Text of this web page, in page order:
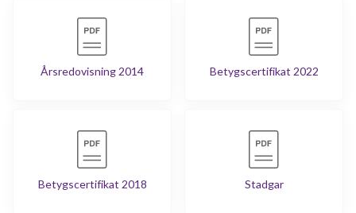
Årsredovisning 2014 Betygscertifikat 2022
Betygscertifikat 2018 Stadgar